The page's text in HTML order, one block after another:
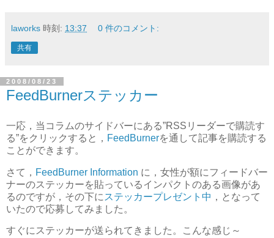
laworks 時刻: 13:37 0 件のコメント:
共有
2008/08/23
FeedBurnerステッカー
一応，当コラムのサイドバーにある”RSSリーダーで購読す
る”をクリックすると， FeedBurnerを通して記事を購読する
ことができます。
さて， FeedBurner Information に，女性が額にフィードバー
ナーのステッカーを貼っているインパクトのある画像があ
るのですが，その下に ステッカープレゼント中 ，となって
いたので応募してみました。
すぐにステッカーが送られてきました。こんな感じ～